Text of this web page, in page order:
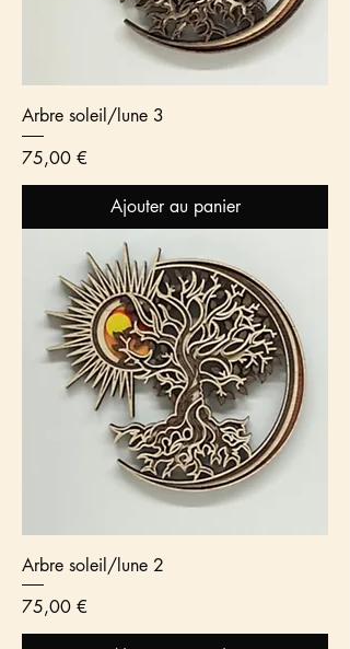
Arbre soleil/lune 3
Prix
75,00 €
Ajouter au panier
Arbre soleil/lune 2
Prix
75,00 €